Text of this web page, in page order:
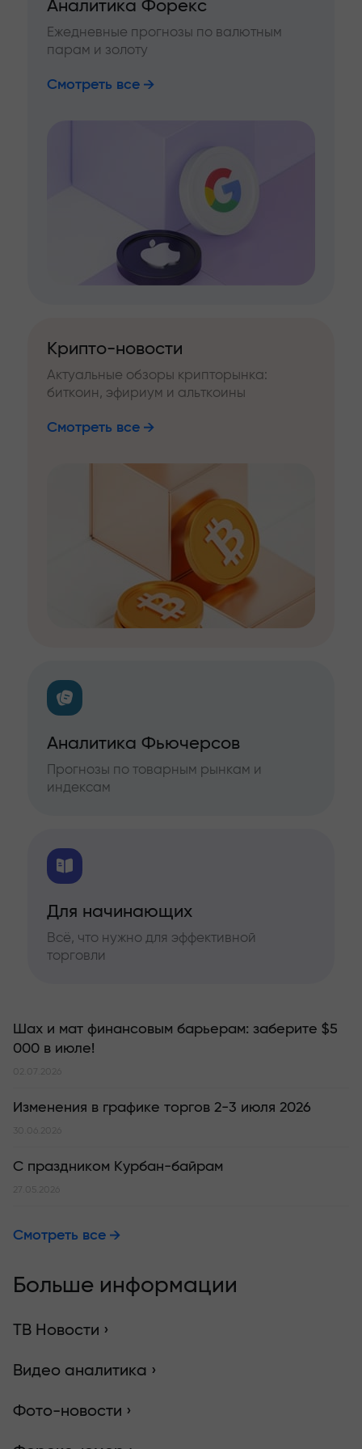
Аналитика Форекс
Ежедневные прогнозы по валютным
парам и золоту
Смотреть все
Крипто-новости
Актуальные обзоры крипторынка:
биткоин, эфириум и альткоины
Смотреть все
Аналитика Фьючерсов
Прогнозы по товарным рынкам и
индексам
Для начинающих
Всё, что нужно для эффективной
торговли
Шах и мат финансовым барьерам: заберите $5
000 в июле!
02.07.2026
Изменения в графике торгов 2-3 июля 2026
30.06.2026
С праздником Курбан-байрам
27.05.2026
Смотреть все
Больше информации
ТВ Новости ›
Видео аналитика ›
Фото-новости ›